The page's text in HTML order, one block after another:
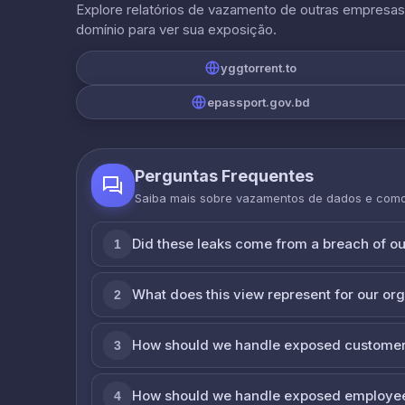
Explore relatórios de vazamento de outras
domínio para ver sua exposição.
yggtorrent.to
epassport.gov.bd
Perguntas Frequentes
Saiba mais sobre vazamentos de dados e
1 Did these leaks come from a breach of
2 What does this view represent for our
3 How should we handle exposed
4 How should we handle exposed